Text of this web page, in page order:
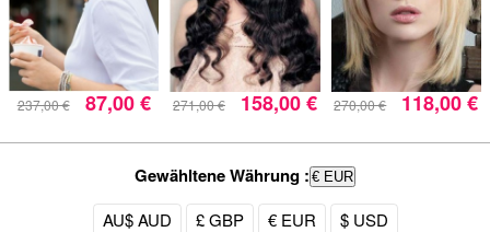
237,00 € 87,00 € 271,00 € 158,00 € 270,00 € 118,00 €
Gewähltene Währung : € EUR
AU$ AUD £ GBP € EUR $ USD